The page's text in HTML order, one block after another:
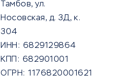
Тамбов, ул.
Носовская, д. 3Д, к.
304
ИНН: 6829129864
КПП: 682901001
ОГРН: 1176820001621